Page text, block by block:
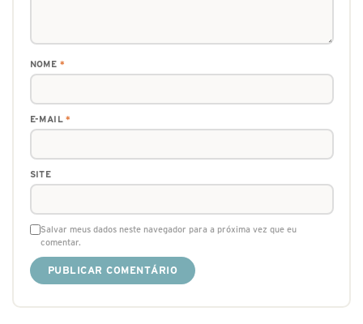
NOME *
E-MAIL*
SITE
Salvar meus dados neste navegador para a próxima vez que eu
comentar.